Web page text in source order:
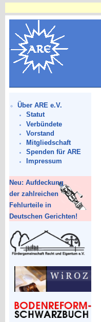
Über ARE e.V.
Statut
Verbündete
Vorstand
Mitgliedschaft
Spenden für ARE
Impressum
Neu: Aufdeckung
der zahlreichen
Fehlurteile in
Deutschen Gerichten!